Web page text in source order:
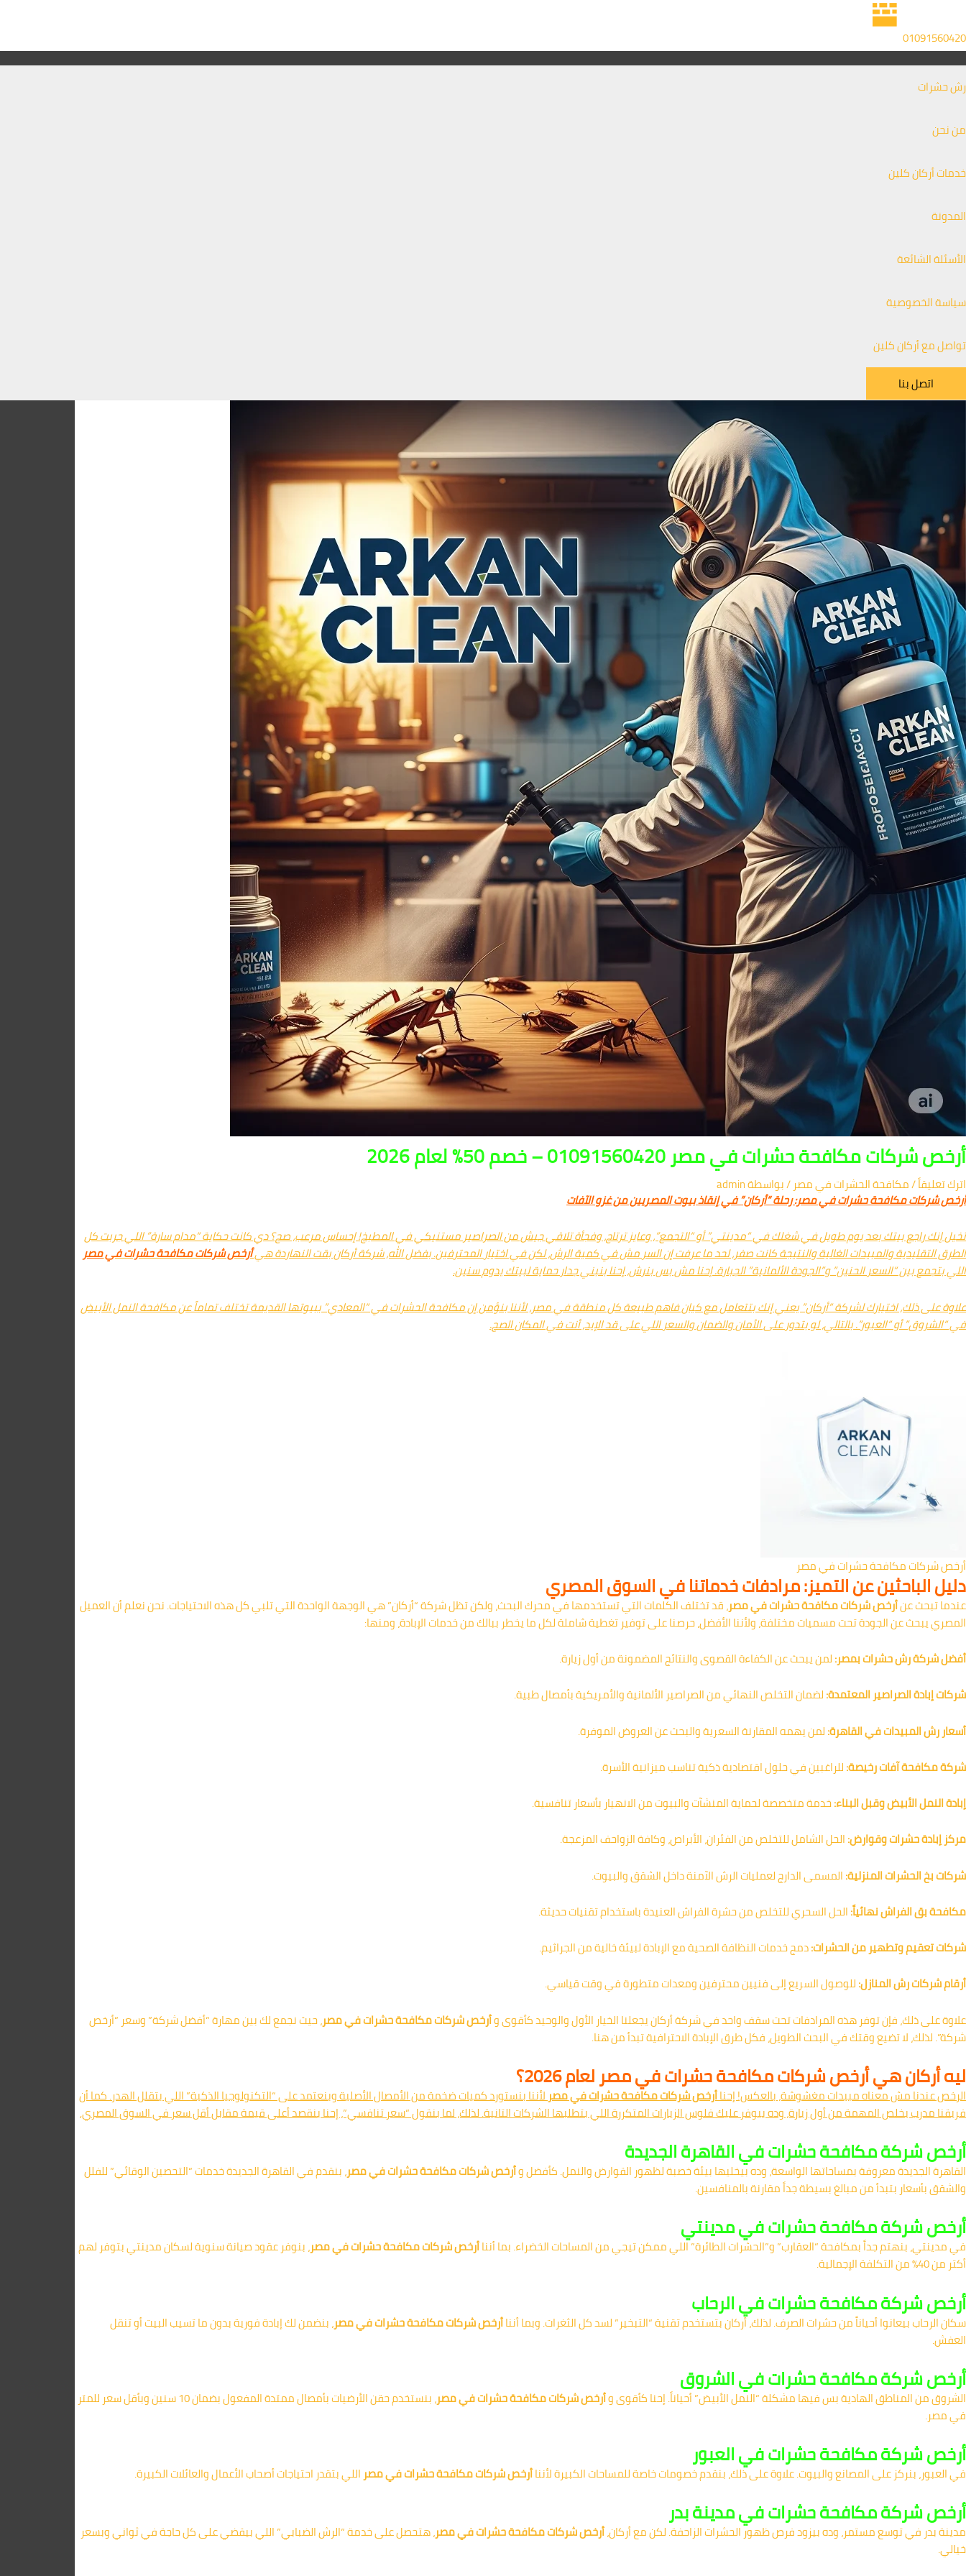
المحتوى
01091560420
رش حشرات
من نحن
خدمات أركان كلين
المدونة
الأسئلة الشائعة
سياسة الخصوصية
تواصل مع أركان كلين
اتصل بنا
أرخص شركات مكافحة حشرات في مصر 01091560420 – خصم 50% لعام 2026
اترك تعليقاً/مكافحة الحشرات في مصر/ بواسطةadmin
أرخص شركات مكافحة حشرات في مصر: رحلة “أركان” في إنقاذ بيوت المصريين من غزو الآفات
تخيل إنك راجع بيتك بعد يوم طويل في شغلك في “مدينتي” أو “التجمع”، وعايز ترتاح، وفجأة تلاقي جيش من الصراصير مستنيكي في المطبخ! إحساس مرعب، صح؟ دي كانت حكاية “مدام سارة” اللي جربت كل
الطرق التقليدية والمبيدات الغالية والنتيجة كانت صفر، لحد ما عرفت إن السر مش في كمية الرش، لكن في اختيار المحترفين. بفضل الله، شركة أركان بقت النهاردة هيأرخص شركات مكافحة حشرات فيمصر
اللي بتجمع بين “السعر الحنين” و”الجودة الألمانية” الجبارة. إحنا مش بس بنرش، إحنا بنبني جدار حماية لبيتك يدوم سنين.
علاوة على ذلك، اختيارك لشركة “أركان” يعني إنك بتتعامل مع كيان فاهم طبيعة كل منطقة في مصر، لأننا بنؤمن إن مكافحة الحشرات في “المعادي” ببيوتها القديمة تختلف تماماً عن مكافحة النمل الأبيض
في “الشروق” أو “العبور”. بالتالي، لو بتدور على الأمان والضمان والسعر اللي على قد الإيد، أنت في المكان الصح.
أرخص شركات مكافحة حشرات في مصر
دليل الباحثين عن التميز: مرادفات خدماتنا في السوق المصري
عندما تبحث عنأرخص شركات مكافحة حشرات في مصر، قد تختلف الكلمات التي تستخدمها في محرك البحث، ولكن تظل شركة “أركان” هي الوجهة الواحدة التي تلبي كل هذه الاحتياجات. نحن نعلم أن العميل
المصري يبحث عن الجودة تحت مسميات مختلفة، ولأننا الأفضل، حرصنا على توفير تغطية شاملة لكل ما يخطر ببالك من خدمات الإبادة، ومنها:
أفضل شركة رش حشرات بمصر:لمن يبحث عن الكفاءة القصوى والنتائج المضمونة من أول زيارة.
شركات إبادة الصراصير المعتمدة:لضمان التخلص النهائي من الصراصير الألمانية والأمريكية بأمصال طبية.
أسعار رش المبيدات في القاهرة:لمن يهمه المقارنة السعرية والبحث عن العروض الموفرة.
شركة مكافحة آفات رخيصة:للراغبين في حلول اقتصادية ذكية تناسب ميزانية الأسرة.
إبادة النمل الأبيض وقبل البناء:خدمة متخصصة لحماية المنشآت والبيوت من الانهيار بأسعار تنافسية.
مركز إبادة حشرات وقوارض:الحل الشامل للتخلص من الفئران، الأبراص، وكافة الزواحف المزعجة.
شركات بخ الحشرات المنزلية:المسمى الدارج لعمليات الرش الآمنة داخل الشقق والبيوت.
مكافحة بق الفراش نهائياً:الحل السحري للتخلص من حشرة الفراش العنيدة باستخدام تقنيات حديثة.
شركات تعقيم وتطهير من الحشرات:دمج خدمات النظافة الصحية مع الإبادة لبيئة خالية من الجراثيم.
أرقام شركات رش المنازل:للوصول السريع إلى فنيين محترفين ومعدات متطورة في وقت قياسي.
علاوة على ذلك، فإن توفر هذه المرادفات تحت سقف واحد في شركة أركان يجعلنا الخيار الأول والوحيد كأقوى وأرخص شركات مكافحة حشرات في مصر، حيث نجمع لك بين مهارة “أفضل شركة” وسعر “أرخص
شركة”. لذلك، لا تضيع وقتك في البحث الطويل، فكل طرق الإبادة الاحترافية تبدأ من هنا.
ليه أركان هي أرخص شركات مكافحة حشرات في مصر لعام 2026؟
الرخص عندنا مش معناه مبيدات مغشوشة، بالعكس! إحناأرخص شركات مكافحة حشرات في مصرلأننا بنستورد كميات ضخمة من الأمصال الأصلية وبنعتمد على “التكنولوجيا الذكية” اللي بتقلل الهدر. كما أن
فريقنا مدرب يخلص المهمة من أول زيارة، وده بيوفر عليك فلوس الزيارات المتكررة اللي بتطلبها الشركات التانية. لذلك، لما بنقول “سعر تنافسي”، إحنا بنقصد أعلى قيمة مقابل أقل سعر في السوق المصري.
أرخص شركة مكافحة حشرات في القاهرة الجديدة
القاهرة الجديدة معروفة بمساحاتها الواسعة، وده بيخليها بيئة خصبة لظهور القوارض والنمل. كأفضل وأرخص شركات مكافحة حشرات في مصر، بنقدم في القاهرة الجديدة خدمات “التحصين الوقائي” للفلل
والشقق بأسعار بتبدأ من مبالغ بسيطة جداً مقارنة بالمنافسين.
أرخص شركة مكافحة حشرات في مدينتي
في مدينتي، بنهتم جداً بمكافحة “العقارب” و”الحشرات الطائرة” اللي ممكن تيجي من المساحات الخضراء. بما أنناأرخص شركات مكافحة حشرات في مصر، بنوفر عقود صيانة سنوية لسكان مدينتي بتوفر لهم
أكتر من 40% من التكلفة الإجمالية.
أرخص شركة مكافحة حشرات في الرحاب
سكان الرحاب بيعانوا أحياناً من حشرات الصرف. لذلك، أركان بتستخدم تقنية “التبخير” لسد كل الثغرات. وبما أنناأرخص شركات مكافحة حشرات في مصر، بنضمن لك إبادة فورية بدون ما تسيب البيت أو تنقل
العفش.
أرخص شركة مكافحة حشرات في الشروق
الشروق من المناطق الهادية بس فيها مشكلة “النمل الأبيض” أحياناً. إحنا كأقوى وأرخص شركات مكافحة حشرات في مصر
، بنستخدم حقن الأرضيات بأمصال ممتدة المفعول بضمان 10 سنين وبأقل سعر للمتر
في مصر.
أرخص شركة مكافحة حشرات في العبور
في العبور، بنركز على المصانع والبيوت. علاوة على ذلك، بنقدم خصومات خاصة للمساحات الكبيرة لأنناأرخص شركات مكافحة حشرات في مصراللي بتقدر احتياجات أصحاب الأعمال والعائلات الكبيرة.
أرخص شركة مكافحة حشرات في مدينة بدر
مدينة بدر في توسع مستمر، وده بيزود فرص ظهور الحشرات الزاحفة. لكن مع أركان،أرخص شركات مكافحة حشرات في مصر، هتحصل على خدمة “الرش الضبابي” اللي بيقضي على كل حاجة في ثواني وبسعر
خيالي.
اكتب
هنا...
اسم*
Email*
الموقع